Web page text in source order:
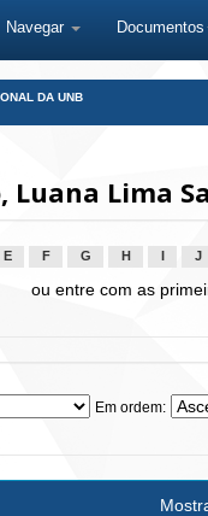
Navegar Documentos
DA UNB
Luana Lima
E F G H J
ou entre com as
Em ordem: